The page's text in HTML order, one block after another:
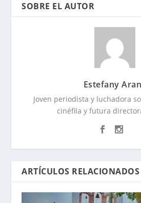
SOBRE EL AUTOR
Estefany
Joven periodista y luchadora
cinéfila y futura
ARTÍCULOS RELACIONADOS